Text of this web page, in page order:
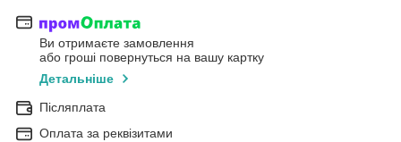
Ви отримаєте замовлення
або гроші повернуться на вашу картку
Детальніше
Післяплата
Оплата за реквізитами